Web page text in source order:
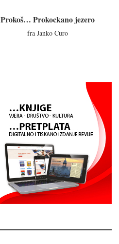
Prokoš… Prokockano jezero
fra Janko Ćuro